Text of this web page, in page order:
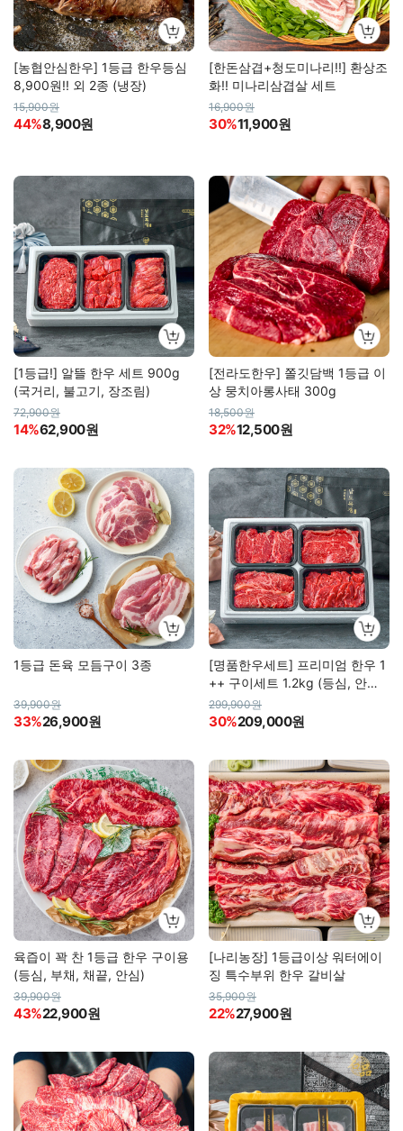
[농협안심한우] 1등급 한우등심
8,900원!! 외 2종 (냉장)
15,900원
44%8,900원
[한돈삼겹+청도미나리!!] 환상조
화!! 미나리삼겹살 세트
16,900원
30%11,900원
[1등급!] 알뜰 한우 세트 900g
(국거리, 불고기, 장조림)
72,900원
14%62,900원
[전라도한우] 쫄깃담백 1등급 이
상 뭉치아롱사태 300g
18,500원
32%12,500원
1등급 돈육 모듬구이 3종
39,900원
33%26,900원
[명품한우세트] 프리미엄 한우 1
++ 구이세트 1.2kg (등심, 안심,
채끝, 특수부위)
299,900원
30%209,000원
육즙이 꽉 찬 1등급 한우 구이용
(등심, 부채, 채끝, 안심)
39,900원
43%22,900원
[나리농장] 1등급이상 워터에이
징 특수부위 한우 갈비살
35,900원
22%27,900원